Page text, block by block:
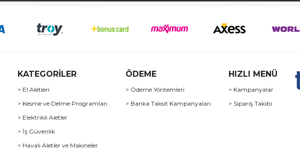
KATEGORİLER
> El Aletleri
> Kesme ve Delme Programları
> Elektrikli Aletler
> İş Güvenlik
> Havalı Aletler ve Makineler
ÖDEME
> Ödeme Yöntemleri
> Banka Taksit Kampanyaları
HIZLI MENÜ
> Kampanyalar
> Sipariş Takibi